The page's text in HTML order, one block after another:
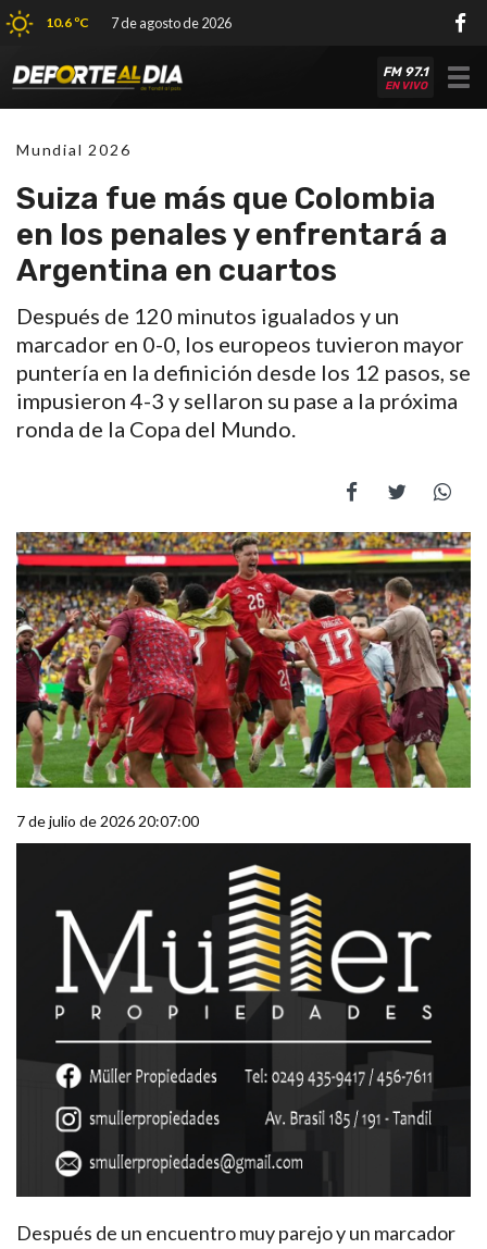
10.6 ºC 7 de agosto de 2026
FM 97.1
EN VIVO
Mundial 2026
Suiza fue más que Colombia
en los penales y enfrentará a
Argentina en cuartos
Después de 120 minutos igualados y un
marcador en 0-0, los europeos tuvieron mayor
puntería en la definición desde los 12 pasos, se
impusieron 4-3 y sellaron su pase a la próxima
ronda de la Copa del Mundo.
7 de julio de 2026 20:07:00
Después de un encuentro muy parejo y un marcador